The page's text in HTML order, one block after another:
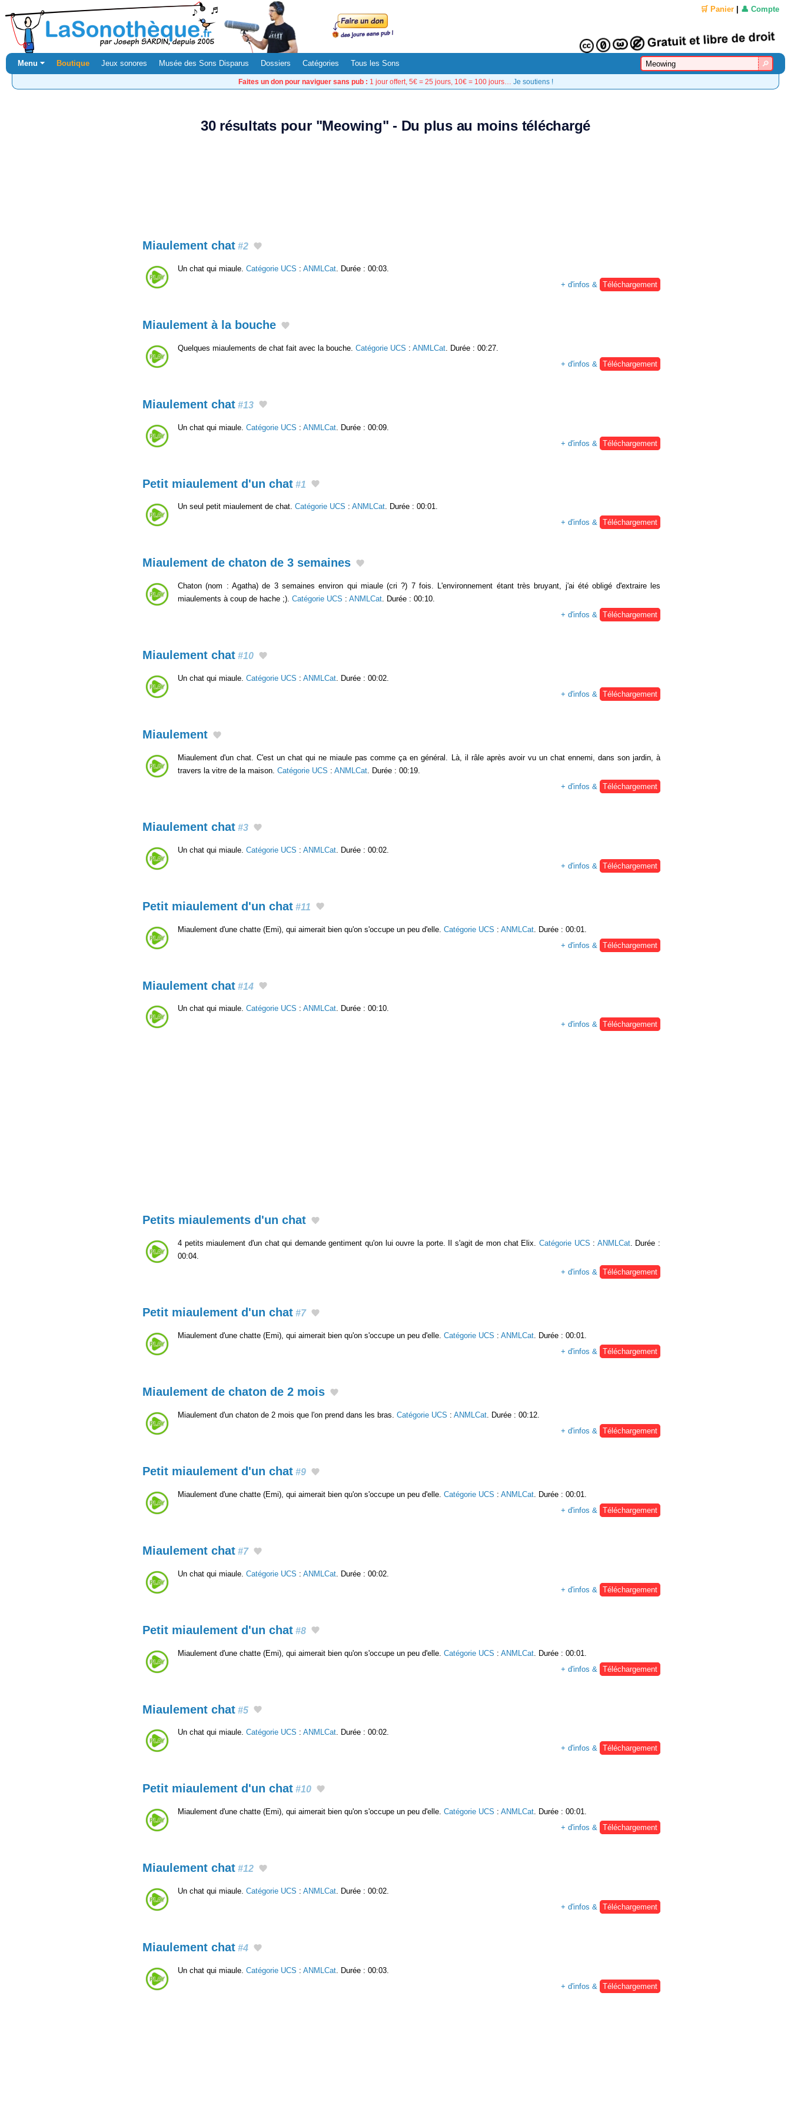
🛒 Panier 👤 Compte
Menu ⏷ Boutique Jeux sonores Musée des Sons Disparus Dossiers Catégories Tous les Sons
Faites un don pour naviguer sans pub : 1 jour offert, 5€ = 25 jours, 10€ = 100 jours… Je soutiens !
30 résultats pour "Meowing" - Du plus au moins téléchargé
Miaulement chat #2
Un chat qui miaule. Catégorie UCS : ANMLCat . Durée : 00:03.
+ d'infos &
Téléchargement
Miaulement à la bouche
Quelques miaulements de chat fait avec la bouche. Catégorie UCS : ANMLCat . Durée : 00:27.
+ d'infos &
Téléchargement
Miaulement chat #13
Un chat qui miaule. Catégorie UCS : ANMLCat . Durée : 00:09.
+ d'infos &
Téléchargement
Petit miaulement d'un chat #1
Un seul petit miaulement de chat. Catégorie UCS : ANMLCat. Durée : 00:01.
+ d'infos & Téléchargement
Miaulement de chaton de 3 semaines
Chaton (nom : Agatha) de 3 semaines environ qui miaule (cri ?) 7 fois. L'environnement étant très bruyant, j'ai été obligé d'extraire les
miaulements à coup de hache ;). Catégorie UCS : ANMLCat. Durée : 00:10.
+ d'infos & Téléchargement
Miaulement chat #10
Un chat qui miaule. Catégorie UCS : ANMLCat. Durée : 00:02.
+ d'infos & Téléchargement
Miaulement
Miaulement d'un chat. C'est un chat qui ne miaule pas comme ça en général. Là, il râle après avoir vu un chat ennemi, dans son jardin, à
travers la vitre de la maison. Catégorie UCS : ANMLCat . Durée : 00:19.
+ d'infos &
Téléchargement
Miaulement chat #3
Un chat qui miaule. Catégorie UCS : ANMLCat . Durée : 00:02.
+ d'infos &
Téléchargement
Petit miaulement d'un chat #11
Miaulement d'une chatte (Emi), qui aimerait bien qu'on s'occupe un peu d'elle. Catégorie UCS : ANMLCat . Durée : 00:01.
+ d'infos &
Téléchargement
Miaulement chat #14
Un chat qui miaule. Catégorie UCS : ANMLCat. Durée : 00:10.
+ d'infos & Téléchargement
Petits miaulements d'un chat
4 petits miaulement d'un chat qui demande gentiment qu'on lui ouvre la porte. Il s'agit de mon chat Elix. Catégorie UCS : ANMLCat. Durée :
00:04.
+ d'infos & Téléchargement
Petit miaulement d'un chat #7
Miaulement d'une chatte (Emi), qui aimerait bien qu'on s'occupe un peu d'elle. Catégorie UCS : ANMLCat. Durée : 00:01.
+ d'infos & Téléchargement
Miaulement de chaton de 2 mois
Miaulement d'un chaton de 2 mois que l'on prend dans les bras. Catégorie UCS : ANMLCat . Durée : 00:12.
+ d'infos &
Téléchargement
Petit miaulement d'un chat #9
Miaulement d'une chatte (Emi), qui aimerait bien qu'on s'occupe un peu d'elle. Catégorie UCS : ANMLCat . Durée : 00:01.
+ d'infos &
Téléchargement
Miaulement chat #7
Un chat qui miaule. Catégorie UCS : ANMLCat . Durée : 00:02.
+ d'infos &
Téléchargement
Petit miaulement d'un chat #8
Miaulement d'une chatte (Emi), qui aimerait bien qu'on s'occupe un peu d'elle. Catégorie UCS : ANMLCat . Durée : 00:01.
+ d'infos &
Téléchargement
Miaulement chat #5
Un chat qui miaule. Catégorie UCS : ANMLCat. Durée : 00:02.
+ d'infos & Téléchargement
Petit miaulement d'un chat #10
Miaulement d'une chatte (Emi), qui aimerait bien qu'on s'occupe un peu d'elle. Catégorie UCS : ANMLCat. Durée : 00:01.
+ d'infos & Téléchargement
Miaulement chat #12
Un chat qui miaule. Catégorie UCS : ANMLCat. Durée : 00:02.
+ d'infos & Téléchargement
Miaulement chat #4
Un chat qui miaule. Catégorie UCS : ANMLCat . Durée : 00:03.
+ d'infos &
Téléchargement